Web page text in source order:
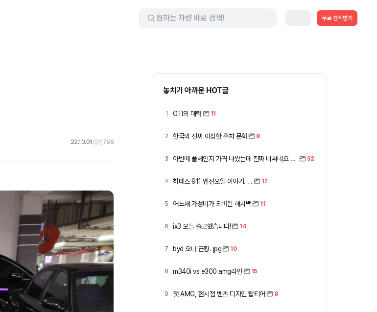
무료 견적받기
22.10.01 1,756
놓치기 아까운 HOT글
1 GTI의 매력 11
2 한국의 진짜 이상한 주차 문화 8
3 아반떼 풀체인지 가격 나왔는데 진짜 비싸네요 ㅎㅎ 32
4 하데스 911 엔진오일 이야기. . . 17
5 어느새 가성비가 되버린 해치백 11
6 ix3 오늘 출고했습니다! 14
7 byd 오너 근황. jpg 10
8 m340i vs e300 amg라인 15
9 첫 AMG, 현시점 벤츠 디자인 탑티어 8